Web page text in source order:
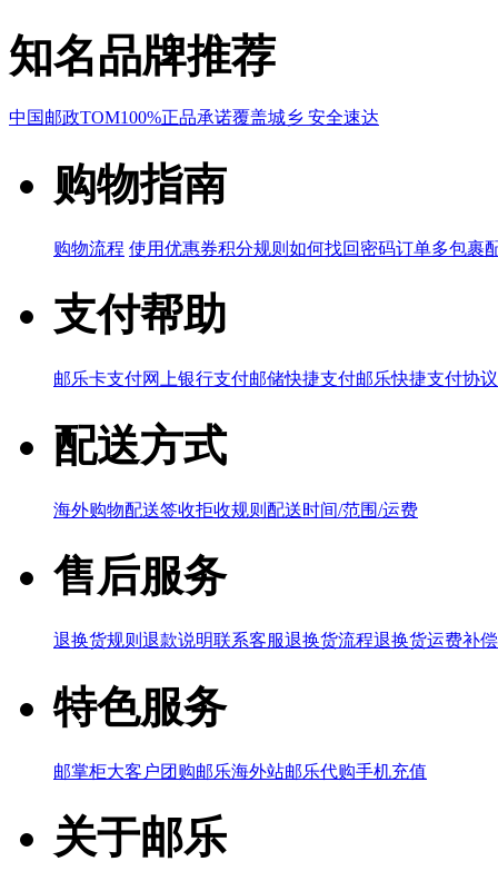
知名品牌推荐
中国邮政TOM100%正品承诺覆盖城乡 安全速达
购物指南
购物流程 使用优惠券积分规则 如何找回密码订单多包裹
支付帮助
邮乐卡支付网上银行支付邮储快捷支付邮乐快捷支付协议
配送方式
海外购物配送签收拒收规则 配送时间/范围/运费
售后服务
退换货规则 退款说明联系客服退换货流程退换货运费补
特色服务
邮掌柜大客户团购邮乐海外站邮乐代购手机充值
关于邮乐